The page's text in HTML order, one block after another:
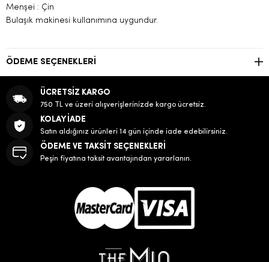
Menşei : Çin
Bulaşık makinesi kullanımına uygundur.
ÖDEME SEÇENEKLERI
ÜCRETSİZ KARGO
750 TL ve üzeri alışverişlerinizde kargo ücretsiz.
KOLAY İADE
Satın aldığınız ürünleri 14 gün içinde iade edebilirsiniz.
ÖDEME VE TAKSİT SEÇENEKLERİ
Peşin fiyatına taksit avantajından yararlanın.